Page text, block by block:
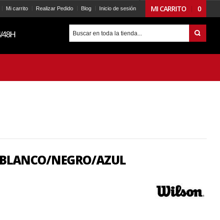
MI CARRITO 0
Mi carrito Realizar Pedido Blog Inicio de sesión
48H
NEGRO/AZUL